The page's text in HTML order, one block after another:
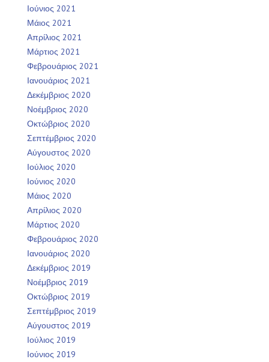
Ιούνιος 2021
Μάιος 2021
Απρίλιος 2021
Μάρτιος 2021
Φεβρουάριος 2021
Ιανουάριος 2021
Δεκέμβριος 2020
Νοέμβριος 2020
Οκτώβριος 2020
Σεπτέμβριος 2020
Αύγουστος 2020
Ιούλιος 2020
Ιούνιος 2020
Μάιος 2020
Απρίλιος 2020
Μάρτιος 2020
Φεβρουάριος 2020
Ιανουάριος 2020
Δεκέμβριος 2019
Νοέμβριος 2019
Οκτώβριος 2019
Σεπτέμβριος 2019
Αύγουστος 2019
Ιούλιος 2019
Ιούνιος 2019